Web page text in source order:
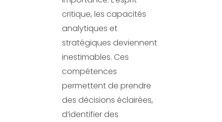
critique, les capacités
analytiques et
stratégiques deviennent
inestimables. Ces
compétences
permettent de prendre
des décisions éclairées,
d’identifier des